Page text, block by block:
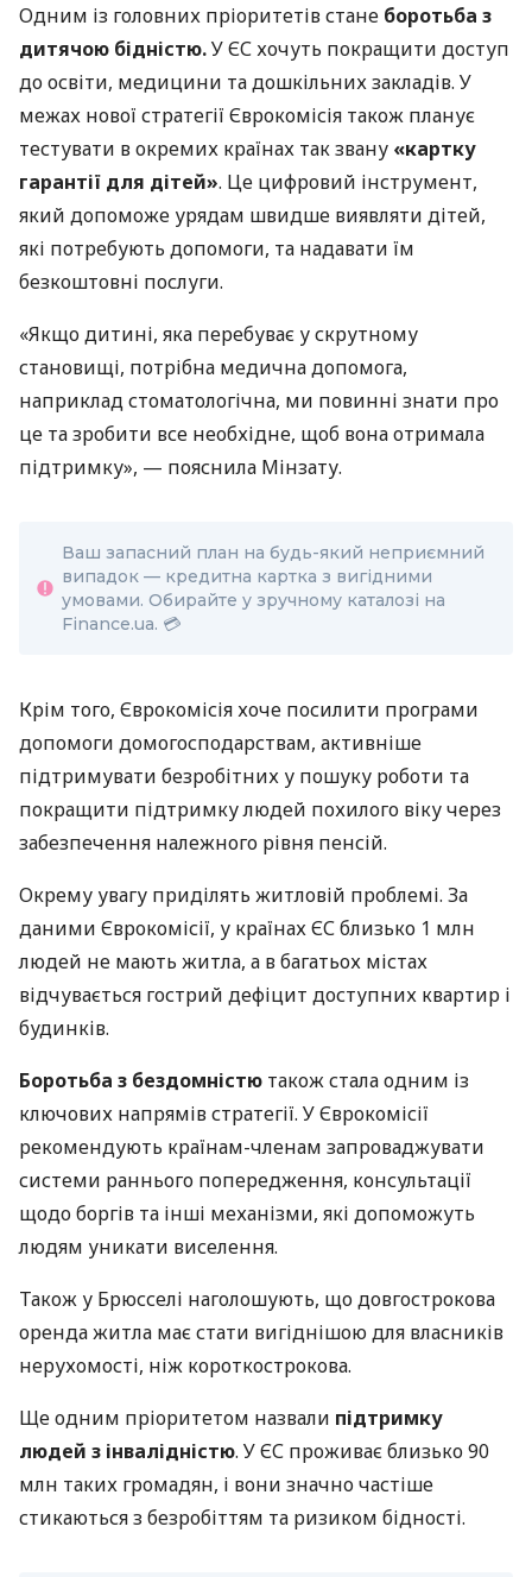
Одним із головних пріоритетів стане боротьба з
дитячою бідністю.У ЄС хочуть покращити доступ
до освіти, медицини та дошкільних закладів. У
межах нової стратегії Єврокомісія також планує
тестувати в окремих країнах так звану «картку
гарантії для дітей». Це цифровий інструмент,
який допоможе урядам швидше виявляти дітей,
які потребують допомоги, та надавати їм
безкоштовні послуги.
«Якщо дитині, яка перебуває у скрутному
становищі, потрібна медична допомога,
наприклад стоматологічна, ми повинні знати про
це та зробити все необхідне, щоб вона отримала
підтримку», — пояснила Мінзату.
Ваш запасний план на будь-який неприємний
випадок — кредитна картка з вигідними
умовами. Обирайте у зручному каталозі на
Finance.ua. 💳
Крім того, Єврокомісія хоче посилити програми
допомоги домогосподарствам, активніше
підтримувати безробітних у пошуку роботи та
покращити підтримку людей похилого віку через
забезпечення належного рівня пенсій.
Окрему увагу приділять житловій проблемі. За
даними Єврокомісії, у країнах ЄС близько 1 млн
людей не мають житла, а в багатьох містах
відчувається гострий дефіцит доступних квартир і
будинків.
Боротьба з бездомністю також стала одним із
ключових напрямів стратегії. У Єврокомісії
рекомендують країнам-членам запроваджувати
системи раннього попередження, консультації
щодо боргів та інші механізми, які допоможуть
людям уникати виселення.
Також у Брюсселі наголошують, що довгострокова
оренда житла має стати вигіднішою для власників
нерухомості, ніж короткострокова.
Ще одним пріоритетом назвали підтримку
людей з інвалідністю. У ЄС проживає близько 90
млн таких громадян, і вони значно частіше
стикаються з безробіттям та ризиком бідності.